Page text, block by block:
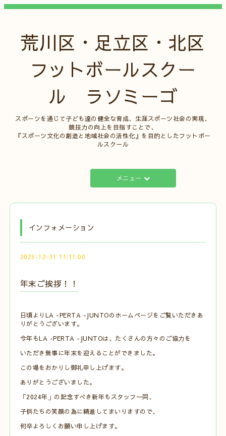
荒川区・足立区・北区
フットボールスクー
ル ラソミーゴ
スポーツを通じて子ども達の健全な育成、生涯スポーツ社会の実現、
競技力の向上を目指すことで、
『スポーツ文化の創造と地域社会の活性化』を目的としたフットボー
ルスクール
メニュー
インフォメーション
2023-12-31 11:11:00
年末ご挨拶！！
日頃よりLA -PERTA -JUNTOのホームページをご覧いただきあ
りがとうございます。
今年もLA -PERTA -JUNTOは、たくさんの方々のご協力を
いただき無事に年末を迎えることができました。
この場をおかりし御礼申し上げます。
ありがとうございました。
「2024年」の記念すべき新年もスタッフ一同、
子供たちの笑顔の為に精進してまいりますので、
何卒よろしくお願い申し上げます。